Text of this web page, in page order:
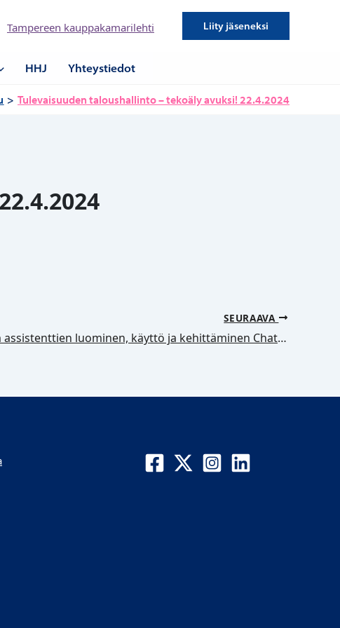
Tampereen kauppakamarilehti Liity jäseneksi
HHJ Yhteystiedot
Tulevaisuuden taloushallinto – tekoäly avuksi! 22.4.2024
SEURAAVA
Omien assistenttien luominen, käyttö ja kehittäminen ChatGPT:ssä 24.4.2024